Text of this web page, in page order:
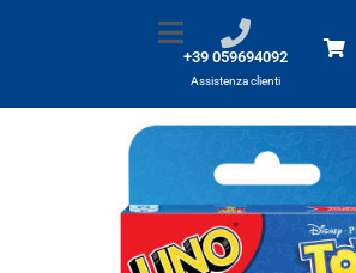
+39 059694092
Assistenza clienti
Prodotti UNO TOY Story